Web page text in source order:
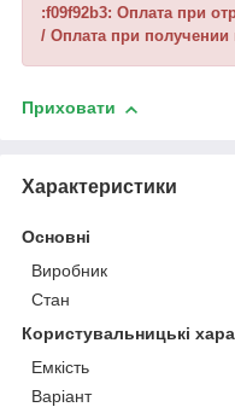
:f09f92b3: Оплата при
/ Оплата при получении
Приховати
Характеристики
Основні
Виробник
Стан
Користувальницькі
Емкість
Варіант